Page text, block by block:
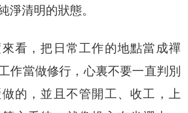
淨清明的狀態。
看，把日常工作的地點當成禪
作當做修行，心裏不要一直判別
的，並且不管開工、收工，上